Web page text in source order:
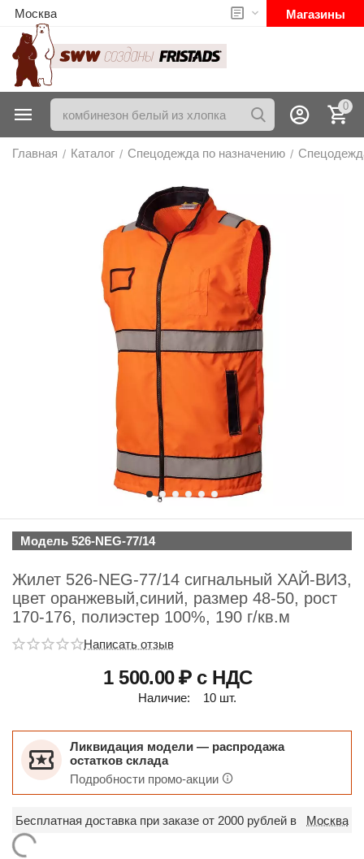
Москва Магазины
0
Главная / Каталог / Спецодежда по назначению /
Модель 526-NEG-77/14
Жилет 526-NEG-77/14 сигнальный ХАЙ-ВИЗ,
цвет оранжевый,синий, размер 48-50, рост
170-176, полиэстер 100%, 190 г/кв.м
Написать отзыв
1 500.00₽ с НДС
Наличие: 10 шт.
Ликвидация модели — распродажа
остатков склада
Подробности промо-акции
Бесплатная доставка при заказе от 2000 рублей в Москва